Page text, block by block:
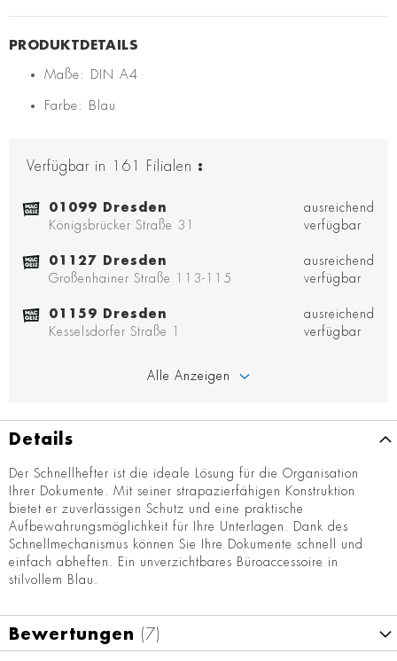
Maße: DIN A4
Farbe: Blau
Verfügbar in 161 Filialen :
01099 Dresden
Königsbrücker Straße 31
ausreichend
verfügbar
01127 Dresden
Großenhainer Straße 113-115
ausreichend
verfügbar
01159 Dresden
Kesselsdorfer Straße 1
ausreichend
verfügbar
Alle Anzeigen
Details
Der Schnellhefter ist die ideale Lösung für die Organisation
Ihrer Dokumente. Mit seiner strapazierfähigen Konstruktion
bietet er zuverlässigen Schutz und eine praktische
Aufbewahrungsmöglichkeit für Ihre Unterlagen. Dank des
Schnellmechanismus können Sie Ihre Dokumente schnell und
einfach abheften. Ein unverzichtbares Büroaccessoire in
stilvollem Blau.
Bewertungen 7